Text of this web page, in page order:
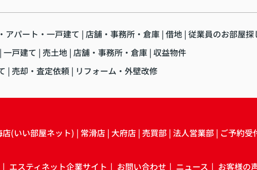
アパート・一戸建て 店舗・事務所・倉庫 借地 従業員のお部屋探
一戸建て 売土地 店舗・事務所・倉庫 収益物件
売却・査定依頼 リフォーム・外壁改修
店(いい部屋ネット) 常滑店 大府店 売買部 法人営業部 ご予約受
エスティネット企業サイト お問い合わせ ニュース お客様の